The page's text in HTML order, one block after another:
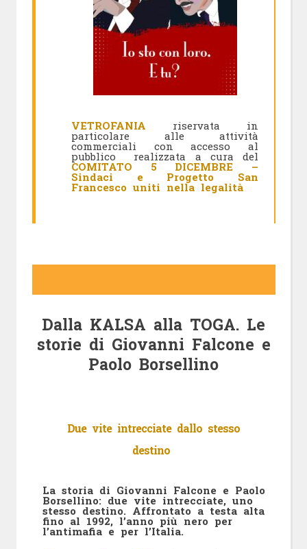
VETROFANIA riservata in
particolare alle attività
commerciali con accesso al
pubblico realizzata a cura del
COMITATO 5 DICEMBRE –
Sindaci e Progetto San
Francesco uniti nella legalità
Dalla KALSA alla TOGA. Le
storie di Giovanni Falcone e
Paolo Borsellino
Due vite intrecciate dallo stesso
destino
La storia di Giovanni Falcone e Paolo
Borsellino: due vite intrecciate, uno
stesso destino. Affrontato a testa alta
fino al 1992, l’anno più nero per
l’antimafia e per l’Italia.